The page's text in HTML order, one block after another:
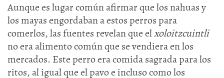
Aunque es lugar común afirmar que los nahuas y
los mayas engordaban a estos perros para
comerlos, las fuentes revelan que elxoloitzcuintli
no era alimento común que se vendiera en los
mercados. Este perro era comida sagrada para los
ritos, al igual que el pavo e incluso como los